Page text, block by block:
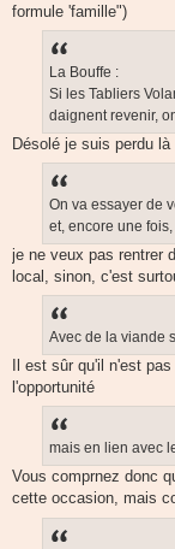
formule 'famille")
La Bouffe :
Si les Tabliers
daignent revenir,
Désolé je suis perdu là
On va essayer de
et, encore une
je ne veux pas rentrer
local, sinon, c'est
Avec de la viande
Il est sûr qu'il n'est
l'opportunité
mais en lien avec
Vous comprnez donc
cette occasion, mais